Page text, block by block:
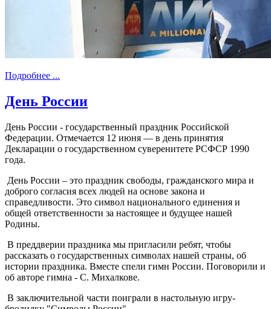
Подробнее ...
День России
День Росси‌и - государственный праздник Российской
Федерации. Отмечается 12 июня — в день принятия
Декларации о государственном суверенитете РСФСР 1990
года.
День России – это праздник свободы, гражданского мира и
доброго согласия всех людей на основе закона и
справедливости. Это символ национального единения и
общей ответственности за настоящее и будущее нашей
Родины.
В преддверии праздника мы пригласили ребят, чтобы
рассказать о государственных символах нашей страны, об
истории праздника. Вместе спели гимн России. Поговорили и
об авторе гимна - С. Михалкове.
В заключительной части поиграли в настольную игру-